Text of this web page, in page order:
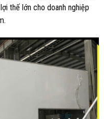
thế lớn cho doanh nghiệp